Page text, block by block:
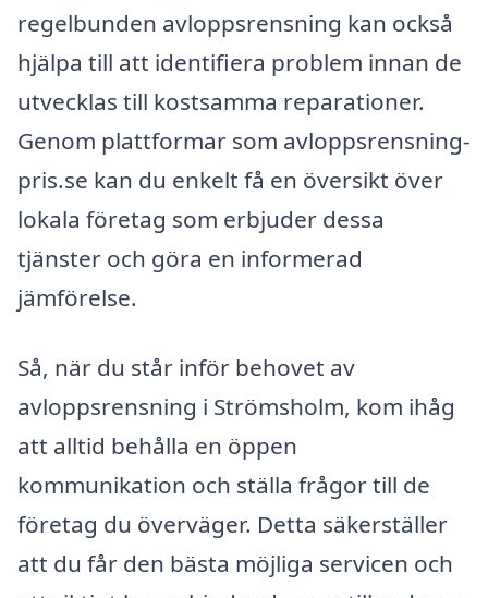
regelbunden avloppsrensning kan också
hjälpa till att identifiera problem innan de
utvecklas till kostsamma reparationer.
Genom plattformar som avloppsrensning-
pris.se kan du enkelt få en översikt över
lokala företag som erbjuder dessa
tjänster och göra en informerad
jämförelse.
Så, när du står inför behovet av
avloppsrensning i Strömsholm, kom ihåg
att alltid behålla en öppen
kommunikation och ställa frågor till de
företag du överväger. Detta säkerställer
att du får den bästa möjliga servicen och